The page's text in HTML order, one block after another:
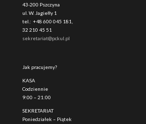
43-200 Pszczyna
ul. W. Jagiełły 1
tel.: +48 600 045 181,
32 210 45 51
sekretariat@pckul.pl
Jak pracujemy?
KASA
Codziennie
9:00 – 21:00
SEKRETARIAT
Poniedziałek – Piątek